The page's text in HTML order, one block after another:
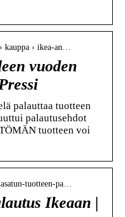
kauppa › ikea-an…
vuoden
palauttaa tuotteen
palautusehdot
tuotteen voi
tuotteen-pa…
Ikeaan |